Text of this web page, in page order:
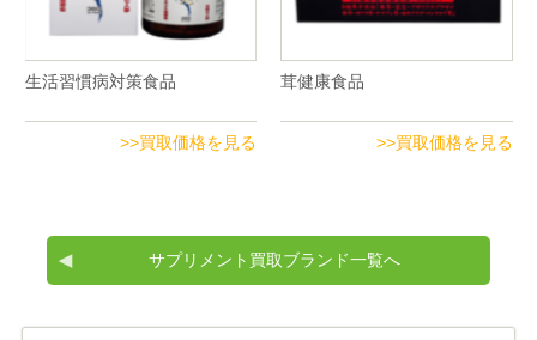
生活習慣病対策食品
>>買取価格を見る
茸健康食品
>>買取価格を見る
サプリメント買取ブランド一覧へ